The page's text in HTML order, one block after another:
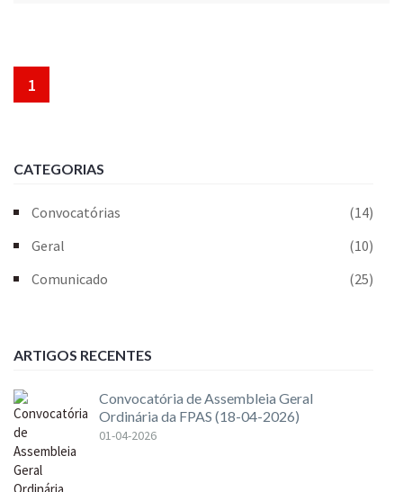
1
CATEGORIAS
Convocatórias
(14)
Geral
(10)
Comunicado
(25)
ARTIGOS RECENTES
Convocatória de Assembleia Geral
Ordinária da FPAS (18-04-2026)
01-04-2026